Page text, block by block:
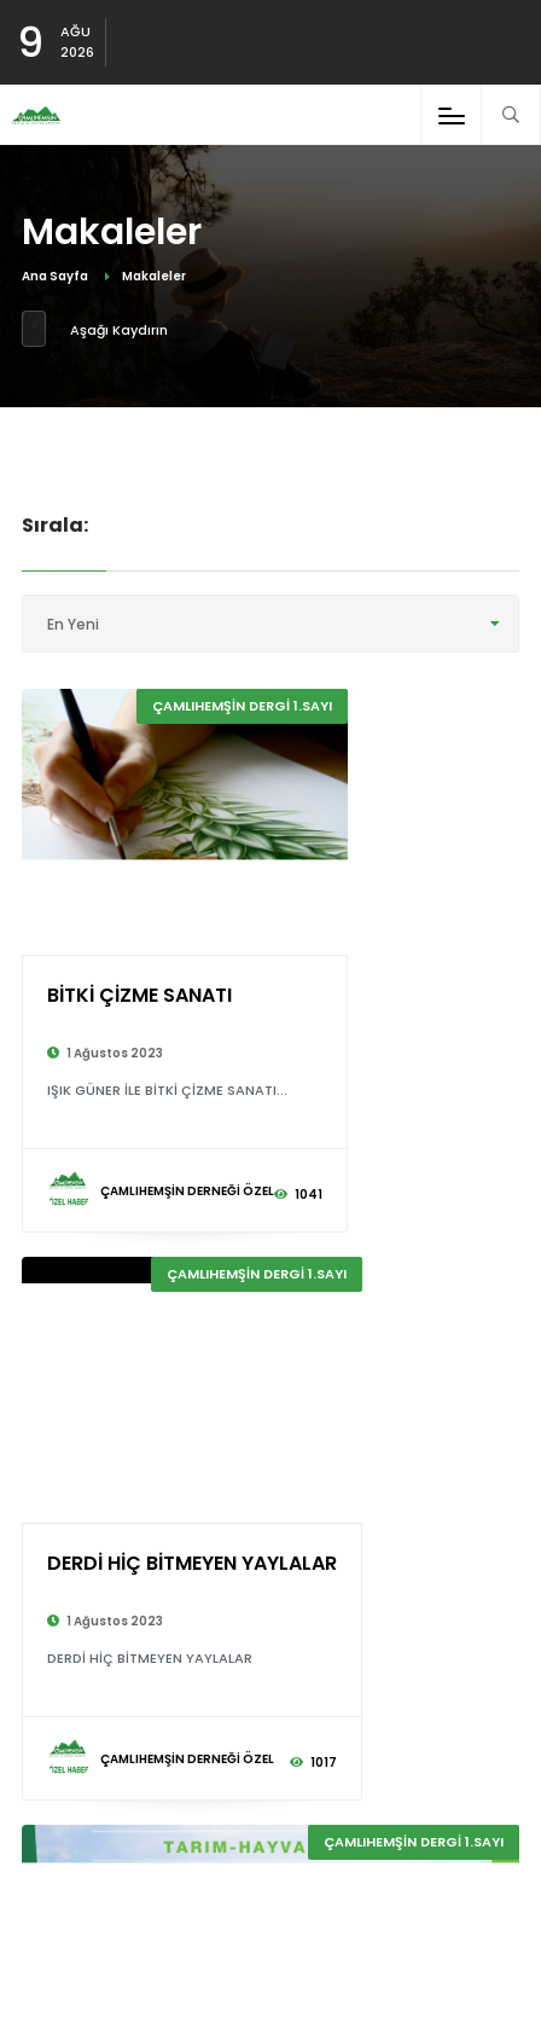
9
AĞU
2026
Makaleler
Ana Sayfa Makaleler
Aşağı Kaydırın
Sırala:
En Yeni
ÇAMLIHEMŞİN DERGİ 1.SAYI
BİTKİ ÇİZME SANATI
1 Ağustos 2023
IŞIK GÜNER İLE BİTKİ ÇİZME SANATI...
ÇAMLIHEMŞİN DERNEĞİ ÖZEL 1041
ÇAMLIHEMŞİN DERGİ 1.SAYI
DERDİ HİÇ BİTMEYEN YAYLALAR
1 Ağustos 2023
DERDİ HİÇ BİTMEYEN YAYLALAR
ÇAMLIHEMŞİN DERNEĞİ ÖZEL 1017
ÇAMLIHEMŞİN DERGİ 1.SAYI